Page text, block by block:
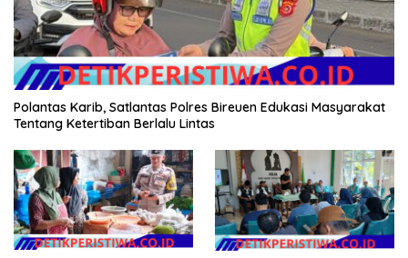
Polantas Karib, Satlantas Polres Bireuen Edukasi Masyarakat
Tentang Ketertiban Berlalu Lintas